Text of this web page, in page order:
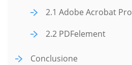
2.1 Adobe Acrobat Pro
2.2 PDFelement
Conclusione